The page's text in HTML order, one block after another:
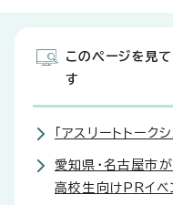
このページを見
す
「アスリートトーク
愛知県・名古屋市
高校生向けPRイベ